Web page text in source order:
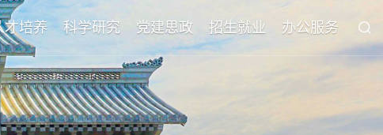
才培养 科学研究 党建思政 招生就业 办公服务